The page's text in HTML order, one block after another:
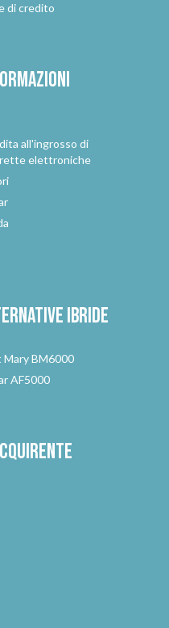
di credito
all'ingrosso di
elettroniche
ibride
Mary BM6000
AF5000